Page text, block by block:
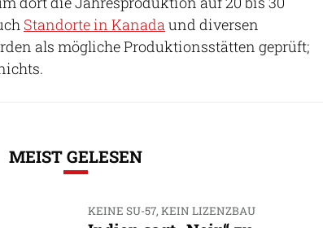
Standorte in Kanadaund diversen
als mögliche Produktionsstätten geprüft;
MEIST GELESEN
KEINE SU-57, KEIN LIZENZBAU